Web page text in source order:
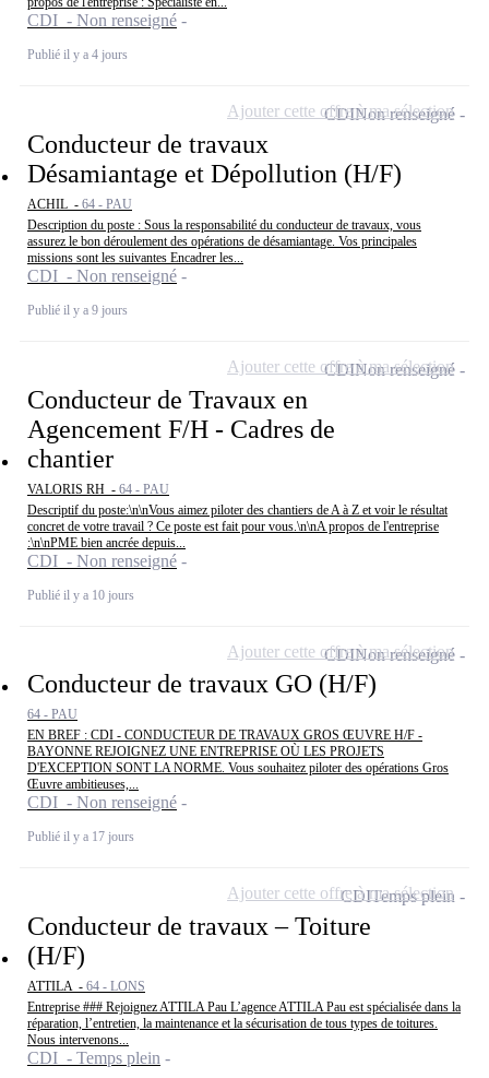
CDI - Non renseigné
Publié il y a 4 jours
Conducteur de travaux
Désamiantage et Dépollution (H/F)
ACHIL - 64 - PAU
Description du poste : Sous la responsabilité du conducteur de travaux, vous
assurez le bon déroulement des opérations de désamiantage. Vos principales
missions sont les suivantes Encadrer les...
CDI - Non renseigné
Publié il y a 9 jours
CDINon renseigné
Ajouter cette offre à ma sélection
Conducteur de Travaux en
Agencement F/H - Cadres de
chantier
VALORIS RH - 64 - PAU
Descriptif du poste:\n\nVous aimez piloter des chantiers de A à Z et voir le résultat
concret de votre travail ? Ce poste est fait pour vous.\n\nA propos de l'entreprise
:\n\nPME bien ancrée depuis...
CDI - Non renseigné
Publié il y a 10 jours
CDINon renseigné
Ajouter cette offre à ma sélection
Conducteur de travaux GO (H/F)
64 - PAU
EN BREF : CDI - CONDUCTEUR DE TRAVAUX GROS ŒUVRE H/F -
BAYONNE REJOIGNEZ UNE ENTREPRISE OÙ LES PROJETS
D'EXCEPTION SONT LA NORME. Vous souhaitez piloter des opérations Gros
Œuvre ambitieuses,...
CDI - Non renseigné
Publié il y a 17 jours
CDINon renseigné
Ajouter cette offre à ma sélection
Conducteur de travaux – Toiture
(H/F)
ATTILA - 64 - LONS
Entreprise ### Rejoignez ATTILA Pau L’agence ATTILA Pau est spécialisée dans la
réparation, l’entretien, la maintenance et la sécurisation de tous types de toitures.
Nous intervenons...
CDI - Temps plein
CDITemps plein
Ajouter cette offre à ma sélection